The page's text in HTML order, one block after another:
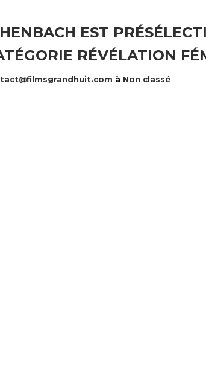
EST
RÉVÉLATION
à Non classé